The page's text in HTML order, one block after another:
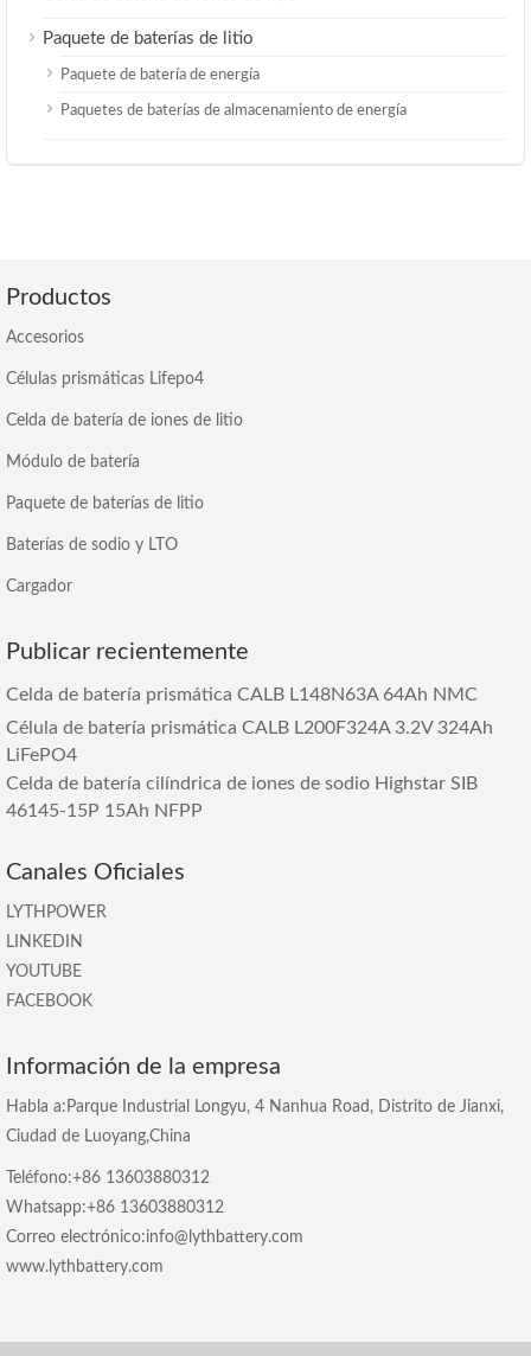
Paquete de baterías de litio
Paquete de batería de energía
Paquetes de baterías de almacenamiento de energía
Productos
Accesorios
Células prismáticas Lifepo4
Celda de batería de iones de litio
Módulo de batería
Paquete de baterías de litio
Baterías de sodio y LTO
Cargador
Publicar recientemente
Celda de batería prismática CALB L148N63A 64Ah NMC
Célula de batería prismática CALB L200F324A 3.2V 324Ah
LiFePO4
Celda de batería cilíndrica de iones de sodio Highstar SIB
46145-15P 15Ah NFPP
Canales Oficiales
LYTHPOWER
LINKEDIN
YOUTUBE
FACEBOOK
Información de la empresa
Habla a:Parque Industrial Longyu, 4 Nanhua Road, Distrito de Jianxi,
Ciudad de Luoyang,China
Teléfono:+86 13603880312
Whatsapp:+86 13603880312
Correo electrónico:info@lythbattery.com
www.lythbattery.com